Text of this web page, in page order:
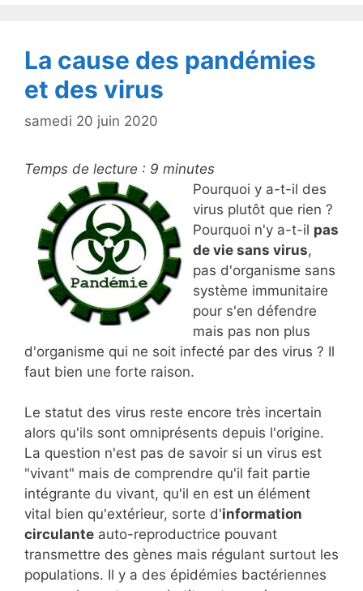
La cause des pandémies
et des virus
samedi 20 juin 2020
Temps de lecture : 9 minutes
Pourquoi y a-t-il des
virus plutôt que rien ?
Pourquoi n'y a-t-il pas
de vie sans virus,
pas d'organisme sans
système immunitaire
pour s'en défendre
mais pas non plus
d'organisme qui ne soit infecté par des virus ? Il
faut bien une forte raison.
Le statut des virus reste encore très incertain
alors qu'ils sont omniprésents depuis l'origine.
La question n'est pas de savoir si un virus est
"vivant" mais de comprendre qu'il fait partie
intégrante du vivant, qu'il en est un élément
vital bien qu'extérieur, sorte d'information
circulante auto-reproductrice pouvant
transmettre des gènes mais régulant surtout les
populations. Il y a des épidémies bactériennes